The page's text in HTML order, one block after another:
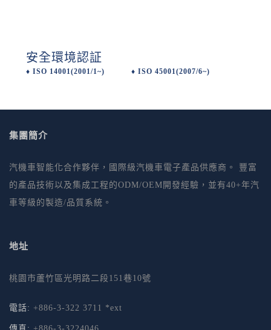
安全環境認証
♦ ISO 14001(2001/1~) ♦ ISO 45001(2007/6~)
集團簡介
汽機車智能化合作夥伴，國際級汽機車電子產品供應商。 豐富
的產品技術以及集成工程的ODM/OEM開發經驗，並有40+年汽
車等級的製造/品質系統。
地址
桃園市蘆竹區光明路二段151巷10號
電話: +886-3-322 3711 *ext